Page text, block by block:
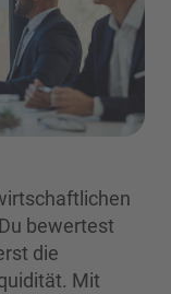
bewertest
die
Mit